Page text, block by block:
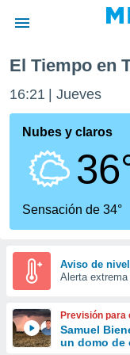
de
por
que se
calidad.
a este
las
y
forma
digital
basada
El Tiempo en
16:21 Jueves
Nubes y claros
Sensación de 34°
Aviso de
Alerta
Previsión para
Samuel
un domo de